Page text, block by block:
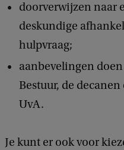
doorverwijzen naar
deskundige
hulpvraag;
aanbevelingen
Bestuur, de
UvA.
Je kunt er ook voor